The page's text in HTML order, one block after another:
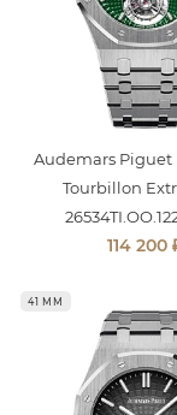
Audemars Piguet
Tourbillon
114 200
41 ММ